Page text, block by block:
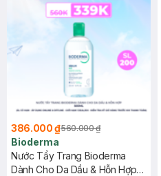
386.000 ₫560.000 ₫
Bioderma
Nước Tẩy Trang Bioderma
Dành Cho Da Dầu & Hỗn Hợp